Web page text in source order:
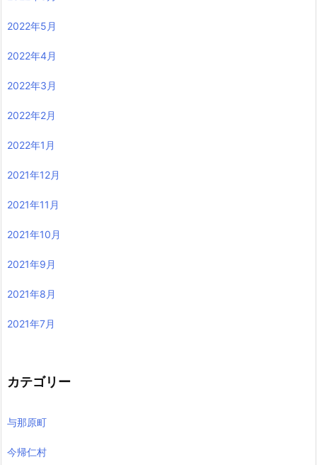
2022年5月
2022年4月
2022年3月
2022年2月
2022年1月
2021年12月
2021年11月
2021年10月
2021年9月
2021年8月
2021年7月
カテゴリー
与那原町
今帰仁村